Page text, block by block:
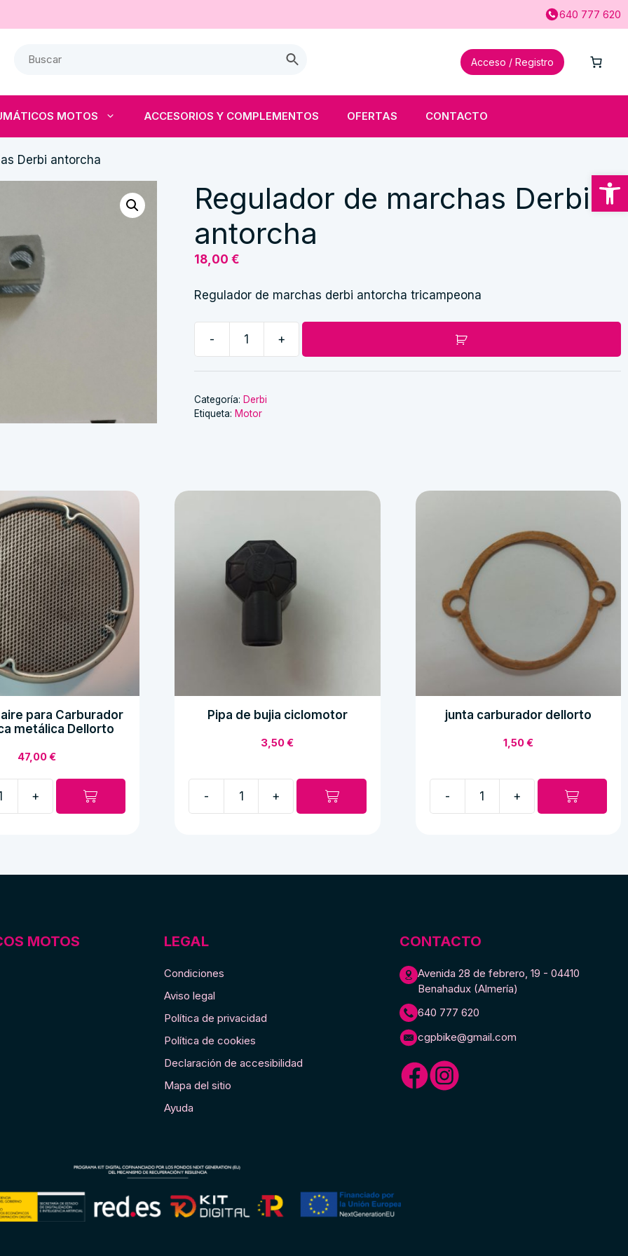
Abrir
640 777 620
Acceso / Registro
MOTOS ACCESORIOS Y COMPLEMENTOS OFERTAS CONTACTO
Derbi antorcha
Regulador de marchas Derbi
antorcha
18,00 €
Regulador de marchas derbi antorcha tricampeona
-
Regulador
Derbi
antorcha
+
Categoría: Derbi
Etiqueta: Motor
para Carburador
metálica Dellorto
47,00€
+
Pipa de bujia ciclomotor
3,50€
-
cantidad
+
junta carburador dellorto
1,50€
- +
MOTOS LEGAL
Condiciones
Aviso legal
Política de privacidad
Política de cookies
Declaración de accesibilidad
Mapa del sitio
Ayuda
CONTACTO
Avenida 28 de febrero, 19 - 04410
Benahadux (Almería)
640 777 620
cgpbike@gmail.com